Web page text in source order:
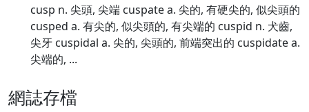
cusp n. 尖頭, 尖端 cuspate a. 尖的, 有硬尖的, 似尖頭的
cusped a. 有尖的, 似尖頭的, 有尖端的 cuspid n. 犬齒,
尖牙 cuspidal a. 尖的, 尖頭的, 前端突出的 cuspidate a.
尖端的, ...
網誌存檔